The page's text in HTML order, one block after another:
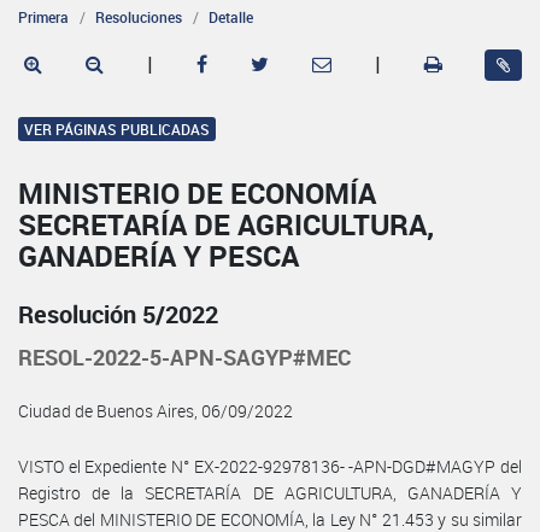
Primera Resoluciones Detalle
| |
VER PÁGINAS PUBLICADAS
MINISTERIO DE ECONOMÍA
SECRETARÍA DE AGRICULTURA,
GANADERÍA Y PESCA
Resolución 5/2022
RESOL-2022-5-APN-SAGYP#MEC
Ciudad de Buenos Aires, 06/09/2022
VISTO el Expediente N° EX-2022-92978136- -APN-DGD#MAGYP del
Registro de la SECRETARÍA DE AGRICULTURA, GANADERÍA Y
PESCA del MINISTERIO DE ECONOMÍA, la Ley N° 21.453 y su similar